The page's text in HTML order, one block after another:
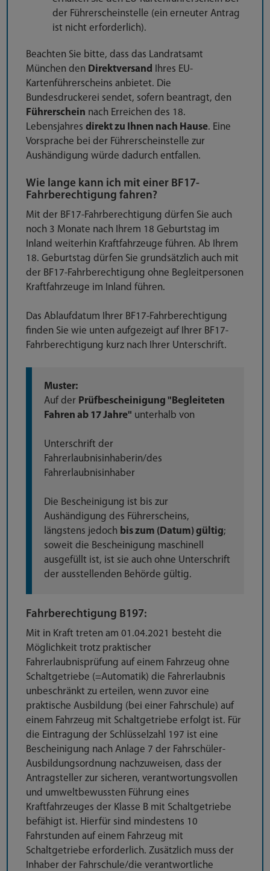
der Führerscheinstelle (ein erneuter Antrag
ist nicht erforderlich).
Beachten Sie bitte, dass das Landratsamt
München den Direktversand
Ihres EU-
Kartenführerscheins anbietet. Die
Bundesdruckerei sendet, sofern beantragt, den
Führerschein nach Erreichen des 18.
Lebensjahres direkt zu Ihnen nach Hause. Eine
Vorsprache bei der Führerscheinstelle zur
Aushändigung würde dadurch entfallen.
Wie lange kann ich mit einer BF17-
Fahrberechtigung fahren?
Mit der BF17-Fahrberechtigung dürfen Sie auch
noch 3 Monate nach Ihrem 18 Geburtstag im
Inland weiterhin Kraftfahrzeuge führen. Ab Ihrem
18. Geburtstag dürfen Sie grundsätzlich auch mit
der BF17-Fahrberechtigung ohne Begleitpersonen
Kraftfahrzeuge im Inland führen.
Das Ablaufdatum Ihrer BF17-Fahrberechtigung
finden Sie wie unten aufgezeigt auf Ihrer BF17-
Fahrberechtigung kurz nach Ihrer Unterschrift.
Muster:
Auf der Prüfbescheinigung "Begleiteten
Fahren ab 17 Jahre" unterhalb von
Unterschrift der
Fahrerlaubnisinhaberin/des
Fahrerlaubnisinhaber
Die Bescheinigung ist bis zur
Aushändigung des Führerscheins,
längstens jedoch bis zum (Datum) gültig;
soweit die Bescheinigung maschinell
ausgefüllt ist, ist sie auch ohne Unterschrift
der ausstellenden Behörde gültig.
Fahrberechtigung B197:
Mit in Kraft treten am 01.04.2021 besteht die
Möglichkeit trotz praktischer
Fahrerlaubnisprüfung auf einem Fahrzeug ohne
Schaltgetriebe (=Automatik) die Fahrerlaubnis
unbeschränkt zu erteilen, wenn zuvor eine
praktische Ausbildung (bei einer Fahrschule) auf
einem Fahrzeug mit Schaltgetriebe erfolgt ist. Für
die Eintragung der Schlüsselzahl 197 ist eine
Bescheinigung nach Anlage 7 der Fahrschüler-
Ausbildungsordnung nachzuweisen, dass der
Antragsteller zur sicheren, verantwortungsvollen
und umweltbewussten Führung eines
Kraftfahrzeuges der Klasse B mit Schaltgetriebe
befähigt ist. Hierfür sind mindestens 10
Fahrstunden auf einem Fahrzeug mit
Schaltgetriebe erforderlich. Zusätzlich muss der
Inhaber der Fahrschule/die verantwortliche